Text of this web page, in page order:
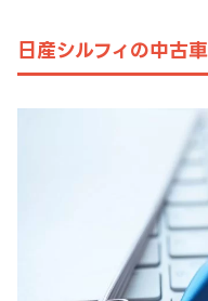
日産シルフィの中古